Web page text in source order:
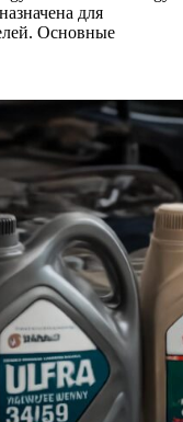
для
Основные